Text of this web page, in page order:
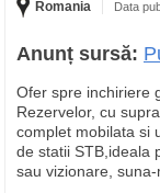
Romania Data
Anunț sursă:
Ofer spre inchiriere
Rezervelor, cu
complet mobilata si
de statii STB,ideala
sau vizionare, suna-